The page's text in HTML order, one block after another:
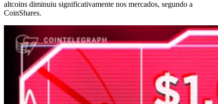
altcoins diminuiu significativamente nos mercados, segundo a
CoinShares.